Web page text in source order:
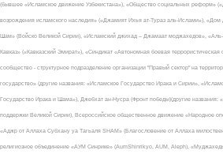
(бывшее «Исламское движение Узбекистана»), «Общество социальных реформ»
возрождения исламского наследия» («Джамият Ихья ат-Тураз аль-Ислами»),
Шам» (Войско Великой Сирии), «Исламский джихад – Джамаат моджахедов»,
Кавказ» («Кавказский Эмират»), «Синдикат «Автономная боевая
сообщество - структурное подразделение организации "Правый сектор" на
государство» (другие названия: «Исламское Государство Ирака и Сирии»,
Государство Ирака и Шама»), Джебхат ан-Нусра (Фронт победы)(другие
поддержки Великой Сирии), Всероссийское общественное движение «Народное
«Аджр от Аллаха Субхану уа Тагьаля SHAM» (Благословение от Аллаха
религиозное объединение «АУМ Синрике» (AumShinrikyo, AUM, Aleph),